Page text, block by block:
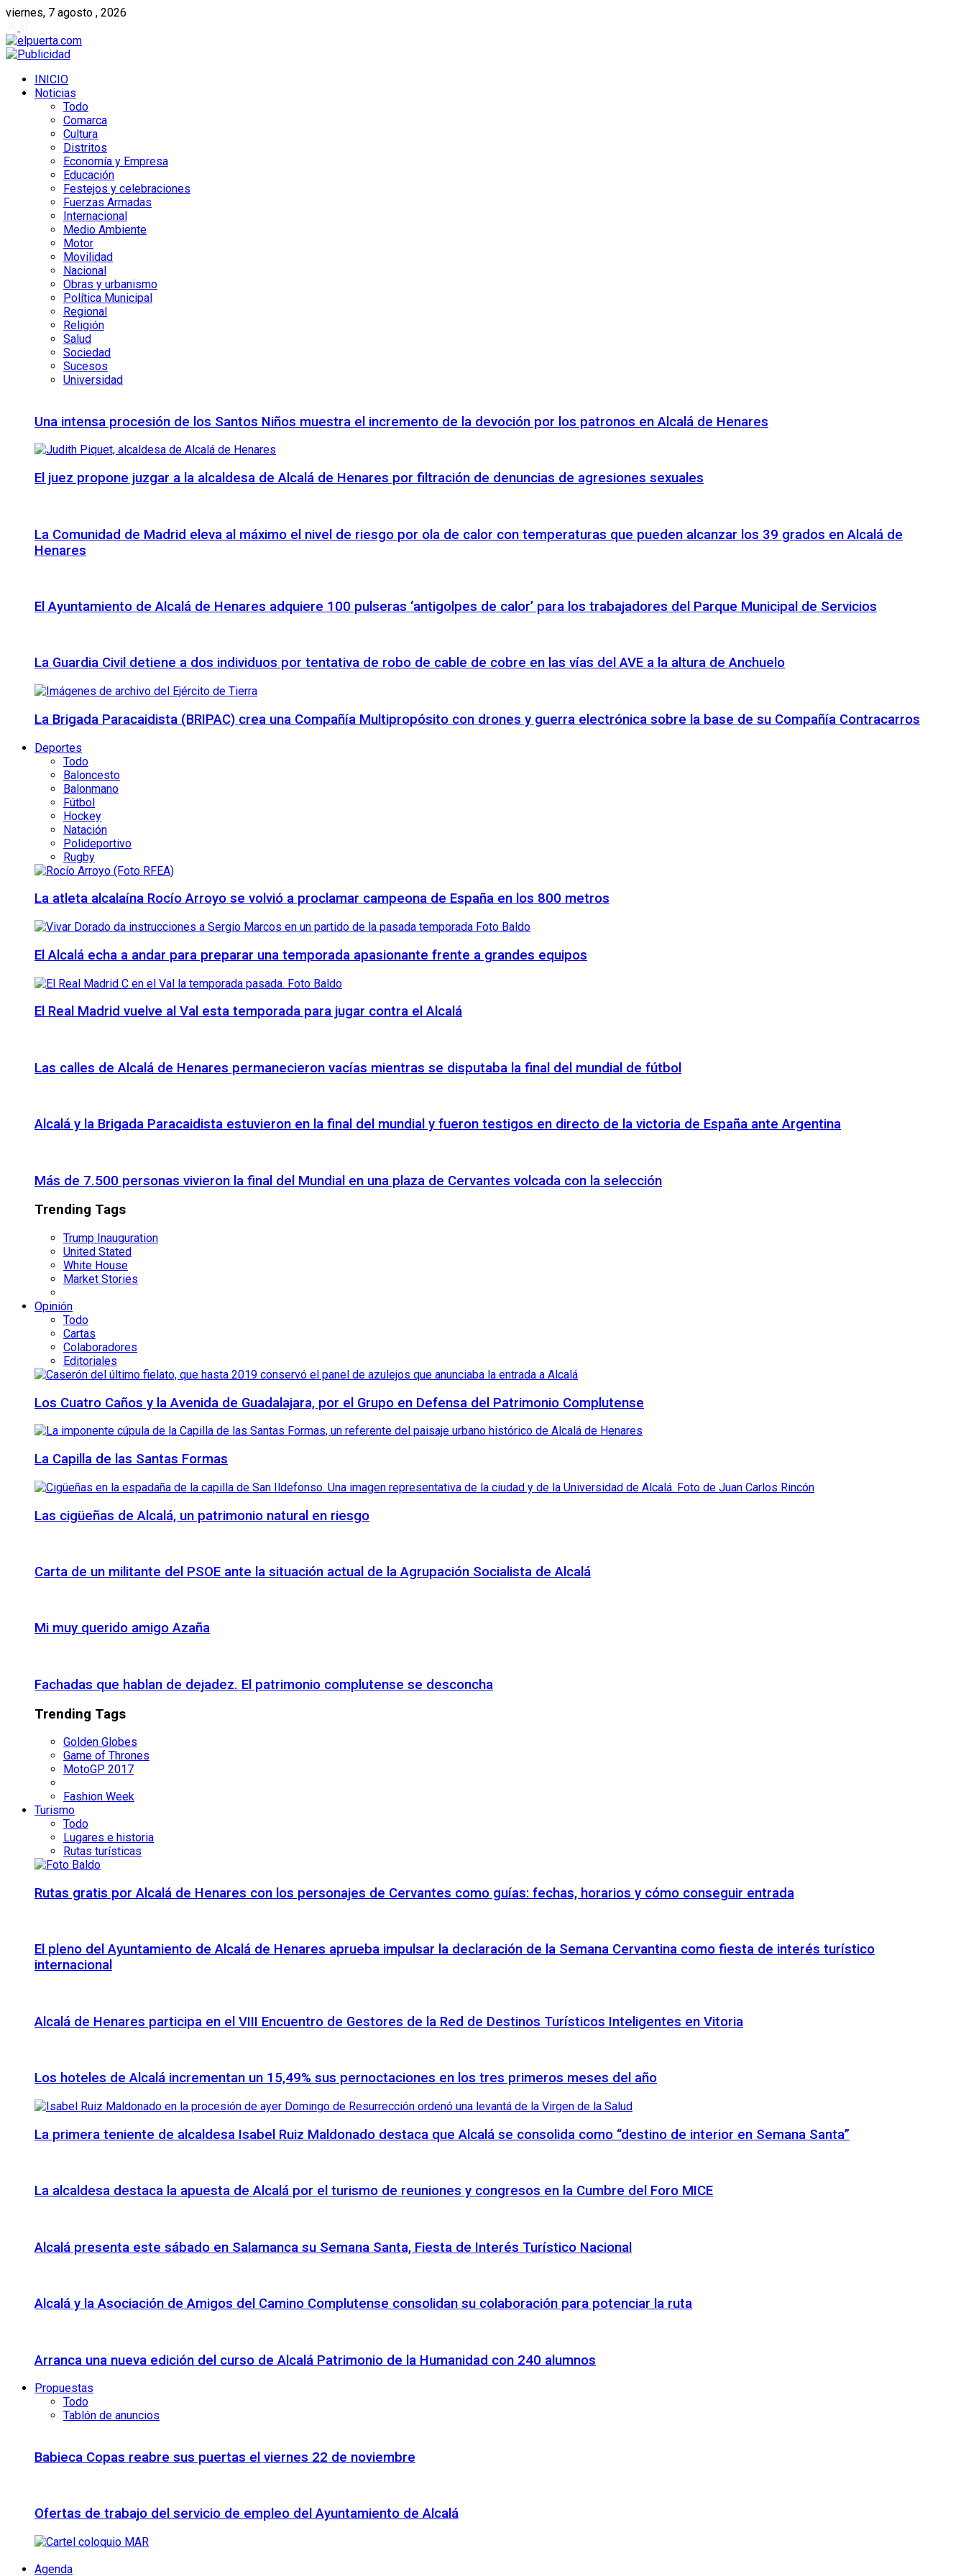
viernes, 7 agosto , 2026
INICIO
Noticias
Todo
Comarca
Cultura
Distritos
Economía y Empresa
Educación
Festejos y celebraciones
Fuerzas Armadas
Internacional
Medio Ambiente
Motor
Movilidad
Nacional
Obras y urbanismo
Política Municipal
Regional
Religión
Salud
Sociedad
Sucesos
Universidad
Una intensa procesión de los Santos Niños muestra el incremento de la devoción por los patronos en Alcalá de Henares
El juez propone juzgar a la alcaldesa de Alcalá de Henares por filtración de denuncias de agresiones sexuales
La Comunidad de Madrid eleva al máximo el nivel de riesgo por ola de calor con temperaturas que pueden alcanzar los 39 grados en Alcalá de
Henares
El Ayuntamiento de Alcalá de Henares adquiere 100 pulseras ‘antigolpes de calor’ para los trabajadores del Parque Municipal de Servicios
La Guardia Civil detiene a dos individuos por tentativa de robo de cable de cobre en las vías del AVE a la altura de Anchuelo
La Brigada Paracaidista (BRIPAC) crea una Compañía Multipropósito con drones y guerra electrónica sobre la base de su Compañía Contracarros
Deportes
Todo
Baloncesto
Balonmano
Fútbol
Hockey
Natación
Polideportivo
Rugby
La atleta alcalaína Rocío Arroyo se volvió a proclamar campeona de España en los 800 metros
El Alcalá echa a andar para preparar una temporada apasionante frente a grandes equipos
El Real Madrid vuelve al Val esta temporada para jugar contra el Alcalá
Las calles de Alcalá de Henares permanecieron vacías mientras se disputaba la final del mundial de fútbol
Alcalá y la Brigada Paracaidista estuvieron en la final del mundial y fueron testigos en directo de la victoria de España ante Argentina
Más de 7.500 personas vivieron la final del Mundial en una plaza de Cervantes volcada con la selección
Trending Tags
Trump Inauguration
United Stated
White House
Market Stories
Opinión
Todo
Cartas
Colaboradores
Editoriales
Los Cuatro Caños y la Avenida de Guadalajara, por el Grupo en Defensa del Patrimonio Complutense
La Capilla de las Santas Formas
Las cigüeñas de Alcalá, un patrimonio natural en riesgo
Carta de un militante del PSOE ante la situación actual de la Agrupación Socialista de Alcalá
Mi muy querido amigo Azaña
Fachadas que hablan de dejadez. El patrimonio complutense se desconcha
Trending Tags
Golden Globes
Game of Thrones
MotoGP 2017
Fashion Week
Turismo
Todo
Lugares e historia
Rutas turísticas
Rutas gratis por Alcalá de Henares con los personajes de Cervantes como guías: fechas, horarios y cómo conseguir entrada
El pleno del Ayuntamiento de Alcalá de Henares aprueba impulsar la declaración de la Semana Cervantina como fiesta de interés turístico
internacional
Alcalá de Henares participa en el VIII Encuentro de Gestores de la Red de Destinos Turísticos Inteligentes en Vitoria
Los hoteles de Alcalá incrementan un 15,49% sus pernoctaciones en los tres primeros meses del año
La primera teniente de alcaldesa Isabel Ruiz Maldonado destaca que Alcalá se consolida como “destino de interior en Semana Santa”
La alcaldesa destaca la apuesta de Alcalá por el turismo de reuniones y congresos en la Cumbre del Foro MICE
Alcalá presenta este sábado en Salamanca su Semana Santa, Fiesta de Interés Turístico Nacional
Alcalá y la Asociación de Amigos del Camino Complutense consolidan su colaboración para potenciar la ruta
Arranca una nueva edición del curso de Alcalá Patrimonio de la Humanidad con 240 alumnos
Propuestas
Todo
Tablón de anuncios
Babieca Copas reabre sus puertas el viernes 22 de noviembre
Ofertas de trabajo del servicio de empleo del Ayuntamiento de Alcalá
Agenda